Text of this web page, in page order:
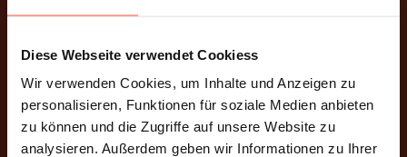
Diese Webseite verwendet Cookiess
Wir verwenden Cookies, um Inhalte und Anzeigen zu
personalisieren, Funktionen für soziale Medien anbieten
zu können und die Zugriffe auf unsere Website zu
analysieren. Außerdem geben wir Informationen zu Ihrer
DIREKTE ANBINDUNG
Kaufland Marketplace API